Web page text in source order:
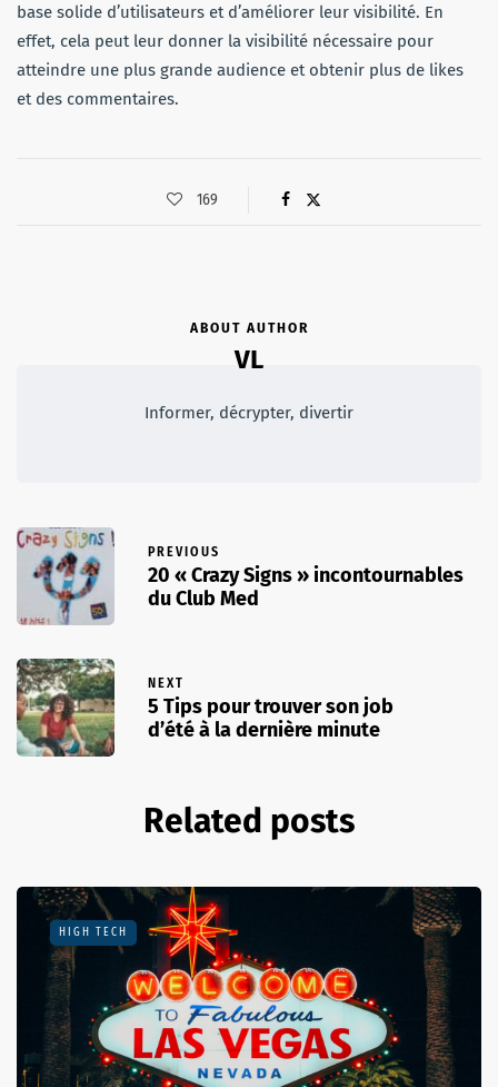
base solide d’utilisateurs et d’améliorer leur visibilité. En
effet, cela peut leur donner la visibilité nécessaire pour
atteindre une plus grande audience et obtenir plus de likes
et des commentaires.
169
ABOUT AUTHOR
VL
Informer, décrypter, divertir
PREVIOUS
20 « Crazy Signs » incontournables
du Club Med
NEXT
5 Tips pour trouver son job
d’été à la dernière minute
Related posts
HIGH TECH